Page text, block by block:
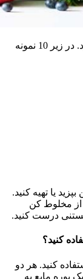
استفاده های مختلفی از مخلوط کن ها وجود دارد. در زیر 10 نمونه
یا تهیه کنید.
از مخلوط کن
درست کنید.
کنید؟
کنید. هر دو
پوره مایع به